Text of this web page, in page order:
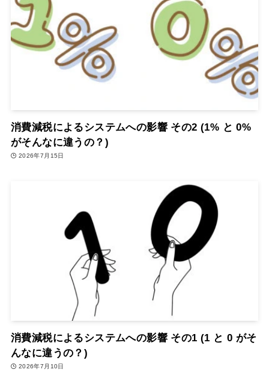
消費減税によるシステムへの影響 その2 (1% と 0%
がそんなに違うの？)
2026年7月15日
消費減税によるシステムへの影響 その1 (1 と 0 がそ
んなに違うの？)
2026年7月10日